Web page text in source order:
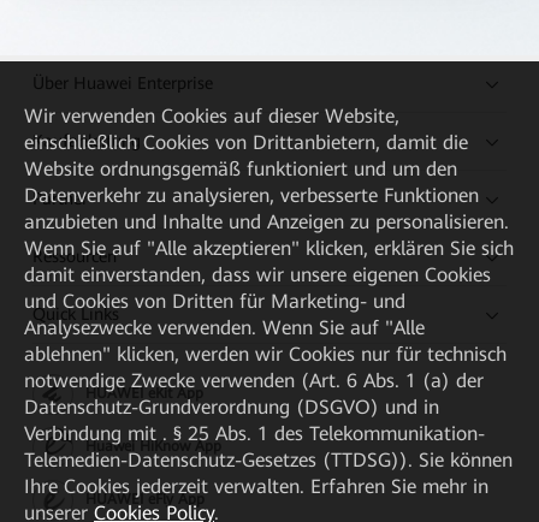
Über Huawei Enterprise
Kaufanleitung
Partner
Ressourcen
Quick Links
HUAWEI eKit App
Huawei HiKnow App
HUAWEI eFly App
Wir verwenden Cookies auf dieser Website,
einschließlich Cookies von Drittanbietern, damit die
Website ordnungsgemäß funktioniert und um den
Datenverkehr zu analysieren, verbesserte Funktionen
anzubieten und Inhalte und Anzeigen zu personalisieren.
Wenn Sie auf "Alle akzeptieren" klicken, erklären Sie sich
damit einverstanden, dass wir unsere eigenen Cookies
und Cookies von Dritten für Marketing- und
Analysezwecke verwenden. Wenn Sie auf "Alle
ablehnen" klicken, werden wir Cookies nur für technisch
notwendige Zwecke verwenden (Art. 6 Abs. 1 (a) der
Datenschutz-Grundverordnung (DSGVO) und in
Verbindung mit . § 25 Abs. 1 des Telekommunikation-
Telemedien-Datenschutz-Gesetzes (TTDSG)). Sie können
Ihre Cookies jederzeit verwalten. Erfahren Sie mehr in
unserer Cookies Policy.